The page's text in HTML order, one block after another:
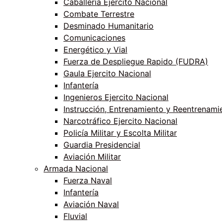
Caballería Ejercito Nacional
Combate Terrestre
Desminado Humanitario
Comunicaciones
Energético y Vial
Fuerza de Despliegue Rapido (FUDRA)
Gaula Ejercito Nacional
Infantería
Ingenieros Ejercito Nacional
Instrucción, Entrenamiento y
Narcotráfico Ejercito Nacional
Policía Militar y Escolta Militar
Guardia Presidencial
Aviación Militar
Armada Nacional
Fuerza Naval
Infantería
Aviación Naval
Fluvial